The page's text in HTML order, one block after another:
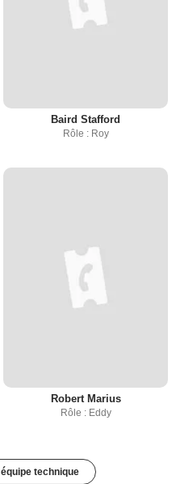
Baird Stafford
Rôle : Roy
Robert Marius
Rôle : Eddy
technique